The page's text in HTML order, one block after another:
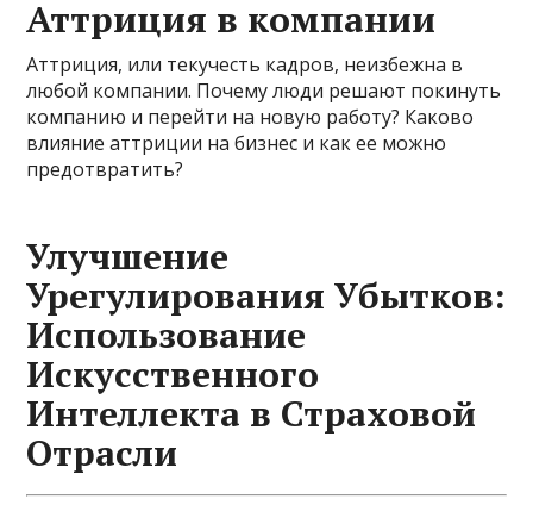
Аттриция в компании
Аттриция, или текучесть кадров, неизбежна в
любой компании. Почему люди решают покинуть
компанию и перейти на новую работу? Каково
влияние аттриции на бизнес и как ее можно
предотвратить?
Улучшение
Урегулирования Убытков:
Использование
Искусственного
Интеллекта в Страховой
Отрасли